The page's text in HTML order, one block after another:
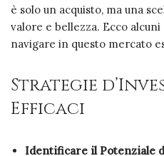
è solo un acquisto, ma una
valore e bellezza. Ecco
navigare in questo mercato
Strategie
Efficaci
Identificare il Potenziale